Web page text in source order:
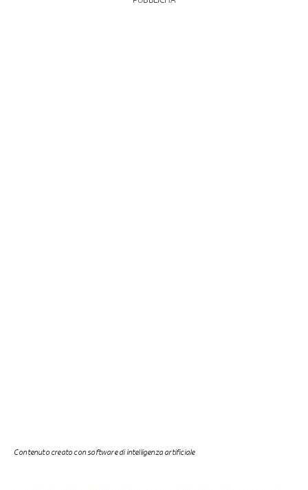
Contenuto creato con software di intelligenza artificiale